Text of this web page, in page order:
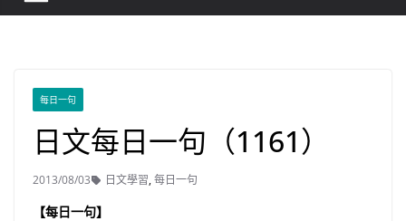
每日一句
日文每日一句（1161）
2013/08/03 日文學習,每日一句
【每日一句】